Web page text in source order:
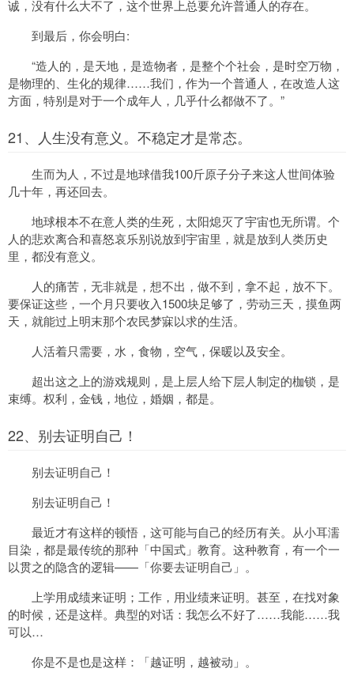
诚，没有什么大不了，这个世界上总要允许普通人的存在。
到最后，你会明白:
“造人的，是天地，是造物者，是整个个社会，是时空万物，
是物理的、生化的规律……我们，作为一个普通人，在改造人这
方面，特别是对于一个成年人，几乎什么都做不了。”
21、人生没有意义。不稳定才是常态。
生而为人，不过是地球借我100斤原子分子来这人世间体验
几十年，再还回去。
地球根本不在意人类的生死，太阳熄灭了宇宙也无所谓。个
人的悲欢离合和喜怒哀乐别说放到宇宙里，就是放到人类历史
里，都没有意义。
人的痛苦，无非就是，想不出，做不到，拿不起，放不下。
要保证这些，一个月只要收入1500块足够了，劳动三天，摸鱼两
天，就能过上明末那个农民梦寐以求的生活。
人活着只需要，水，食物，空气，保暖以及安全。
超出这之上的游戏规则，是上层人给下层人制定的枷锁，是
束缚。权利，金钱，地位，婚姻，都是。
22、别去证明自己！
别去证明自己！
别去证明自己！
最近才有这样的顿悟，这可能与自己的经历有关。从小耳濡
目染，都是最传统的那种「中国式」教育。这种教育，有一个一
以贯之的隐含的逻辑——「你要去证明自己」。
上学用成绩来证明；工作，用业绩来证明。甚至，在找对象
的时候，还是这样。典型的对话：我怎么不好了……我能……我
可以…
你是不是也是这样：「越证明，越被动」。